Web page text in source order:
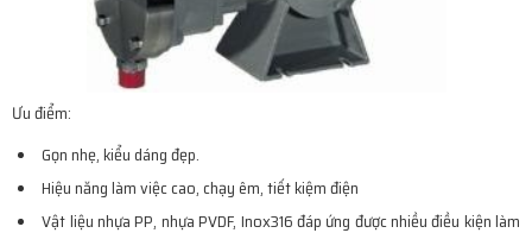
Ưu điểm:
Gọn nhẹ, kiểu dáng đẹp.
Hiệu năng làm việc cao, chạy êm, tiết kiệm điện
Vật liệu nhựa PP, nhựa PVDF, Inox316 đáp ứng được nhiều điều kiện làm